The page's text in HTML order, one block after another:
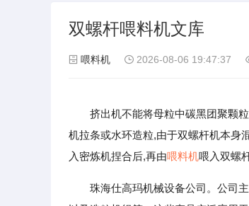
双螺杆喂料机文库
喂料机 2026-08-06 19:47:37
挤出机不能将母粒中碳黑团聚颗
机拉条或水环造粒,由于双螺杆机本
入密炼机捏合后,再由喂料机喂入双螺
珠海仕高玛机械设备公司。公司